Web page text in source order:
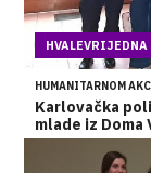
HVALEVRIJEDNA
HUMANITARNOM
Karlovačka
mlade iz Doma